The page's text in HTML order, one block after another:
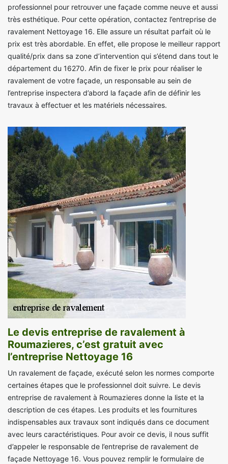
professionnel pour retrouver une façade comme neuve et aussi
très esthétique. Pour cette opération, contactez l’entreprise de
ravalement Nettoyage 16. Elle assure un résultat parfait où le
prix est très abordable. En effet, elle propose le meilleur rapport
qualité/prix dans sa zone d’intervention qui s’étend dans tout le
département du 16270. Afin de fixer le prix pour réaliser le
ravalement de votre façade, un responsable au sein de
l’entreprise inspectera d’abord la façade afin de définir les
travaux à effectuer et les matériels nécessaires.
Le devis entreprise de ravalement à
Roumazieres, c’est gratuit avec
l’entreprise Nettoyage 16
Un ravalement de façade, exécuté selon les normes comporte
certaines étapes que le professionnel doit suivre. Le devis
entreprise de ravalement à Roumazieres donne la liste et la
description de ces étapes. Les produits et les fournitures
indispensables aux travaux sont indiqués dans ce document
avec leurs caractéristiques. Pour avoir ce devis, il nous suffit
d’appeler le responsable de l’entreprise de ravalement de
façade Nettoyage 16. Vous pouvez remplir le formulaire de